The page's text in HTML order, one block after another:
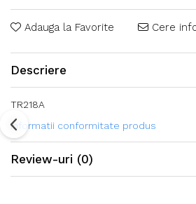
Adauga la Favorite Cere
Descriere
TR218A
Informatii conformitate produs
Review-uri (0)